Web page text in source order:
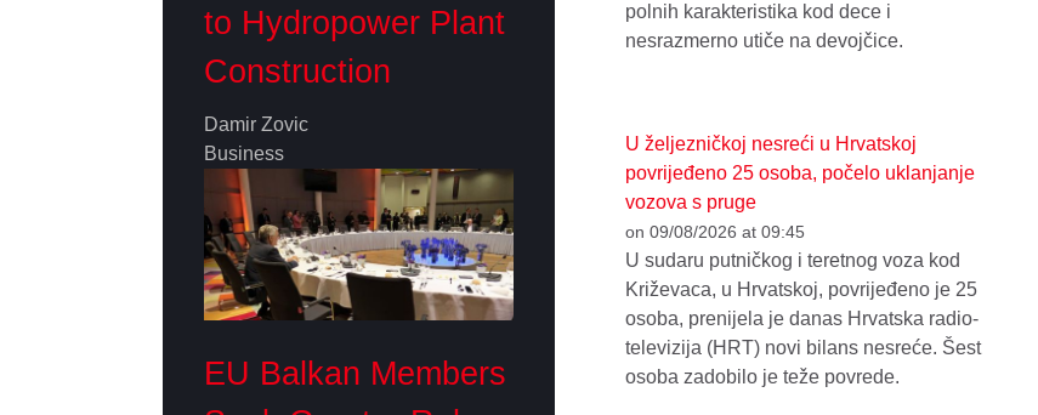
to Hydropower Plant
Construction
Damir Zovic
Business
EU Balkan Members
polnih karakteristika kod dece i
nesrazmerno utiče na devojčice.
U željezničkoj nesreći u Hrvatskoj
povrijeđeno 25 osoba, počelo uklanjanje
vozova s pruge
on 09/08/2026 at 09:45
U sudaru putničkog i teretnog voza kod
Križevaca, u Hrvatskoj, povrijeđeno je 25
osoba, prenijela je danas Hrvatska radio-
televizija (HRT) novi bilans nesreće. Šest
osoba zadobilo je teže povrede.